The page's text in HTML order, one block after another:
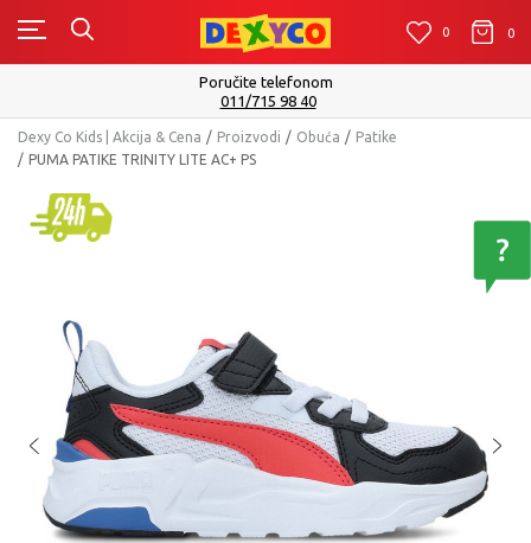
0 0 0
Isporuku možete očekivati u roku od 2 do 4 radna
Dexy Co Kids | Akcija & Cena Proizvodi Obuća
Patike
PUMA PATIKE TRINITY LITE AC+ PS